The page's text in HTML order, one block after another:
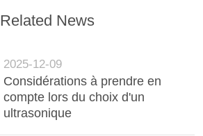
Related News
2025-12-09
Considérations à prendre en
compte lors du choix d'un
ultrasonique